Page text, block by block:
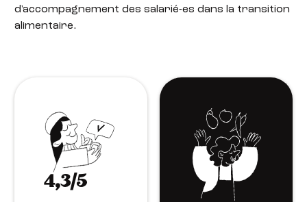
d'accompagnement des salarié-es dans la transition
alimentaire.
4,3/5